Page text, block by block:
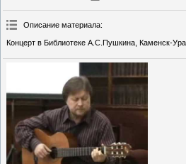
Описание материала:
Концерт в Библиотеке А.С.Пушкина, Каменск-